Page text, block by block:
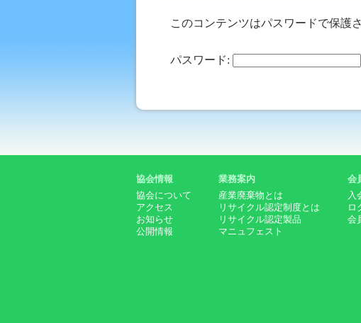
このコンテンツはパスワードで保護
パスワード:
協会情報
協会について
アクセス
お知らせ
公開情報
業務案内
産業廃棄物とは
リサイクル認定制度とは
リサイクル認定製品
マニュフェスト
会
入
ロ
会